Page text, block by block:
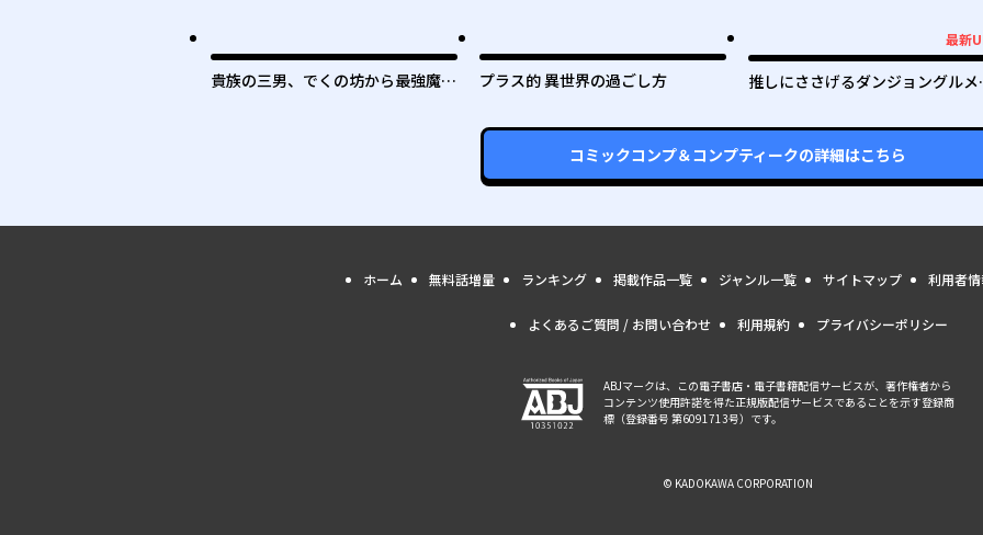
貴族の三男、でくの坊から最強魔術
プラス的 異世界の過ごし方
最新
推しにささげるダンジョングルメ
コミックコンプ＆コンプティークの詳細はこちら
ホーム 無料話増量 ランキング 掲載作品一覧 ジャンル一覧 サイトマップ 利用者
よくあるご質問 / お問い合わせ 利用規約 プライバシーポリシー
ABJマークは、この電子書店・電子書籍配信サービスが、著作権者から
コンテンツ使用許諾を得た正規版配信サービスであることを示す登録商
標（登録番号 第6091713号）です。
© KADOKAWA CORPORATION